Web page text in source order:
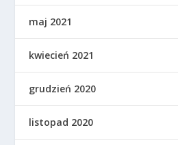
maj 2021
kwiecień 2021
grudzień 2020
listopad 2020